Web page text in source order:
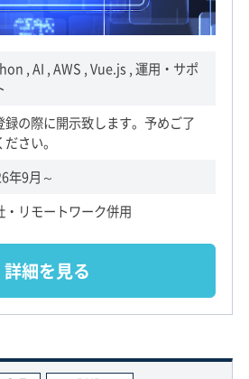
, AI , AWS , Vue.js , 運用・サポ
録の際に開示致します。予めご了
さい。
年9月～
・リモートワーク併用
詳細を見る